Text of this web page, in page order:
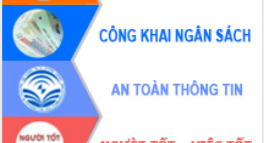
Đắk Lắk phát động hưởng ứng Ngày
Quyền của người tiêu dùng Việt Nam
2026
Đẩy mạnh cải cách hành chính, quyết
tâm đạt được mục tiêu tăng trưởng
hai con số trong năm 2026
Tổ chức trang trọng Lễ hội Đền thờ
Lương Văn Chánh năm 2026
Phó Bí thư Tỉnh ủy Đắk Lắk Đỗ Hữu
Huy giữ chức Bí thư Đảng ủy Ủy Ban
Nhân dân tỉnh